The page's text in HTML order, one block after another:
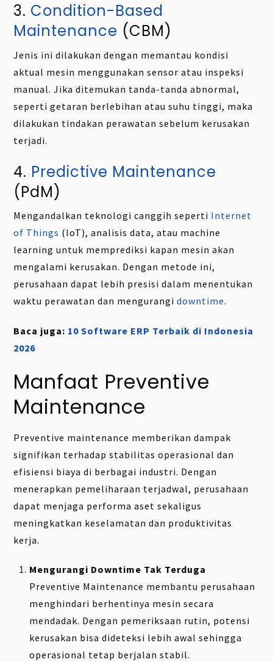
3. Condition-Based
Maintenance (CBM)
Jenis ini dilakukan dengan memantau kondisi
aktual mesin menggunakan sensor atau inspeksi
manual. Jika ditemukan tanda-tanda abnormal,
seperti getaran berlebihan atau suhu tinggi, maka
dilakukan tindakan perawatan sebelum kerusakan
terjadi.
4. Predictive Maintenance
(PdM)
Mengandalkan teknologi canggih seperti Internet
of Things (IoT), analisis data, atau machine
learning untuk memprediksi kapan mesin akan
mengalami kerusakan. Dengan metode ini,
perusahaan dapat lebih presisi dalam menentukan
waktu perawatan dan mengurangidowntime.
Baca juga: 10 Software ERP Terbaik di Indonesia
2026
Manfaat Preventive
Maintenance
Preventive maintenance memberikan dampak
signifikan terhadap stabilitas operasional dan
efisiensi biaya di berbagai industri. Dengan
menerapkan pemeliharaan terjadwal, perusahaan
dapat menjaga performa aset sekaligus
meningkatkan keselamatan dan produktivitas
kerja.
Mengurangi Downtime Tak Terduga
Preventive Maintenance membantu perusahaan
menghindari berhentinya mesin secara
mendadak. Dengan pemeriksaan rutin, potensi
kerusakan bisa dideteksi lebih awal sehingga
operasional tetap berjalan stabil.